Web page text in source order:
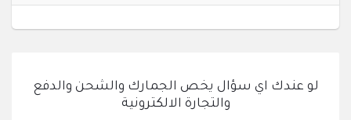
لو عندك اي سؤال يخص الجمارك والشحن والدفع
والتجارة الالكترونية